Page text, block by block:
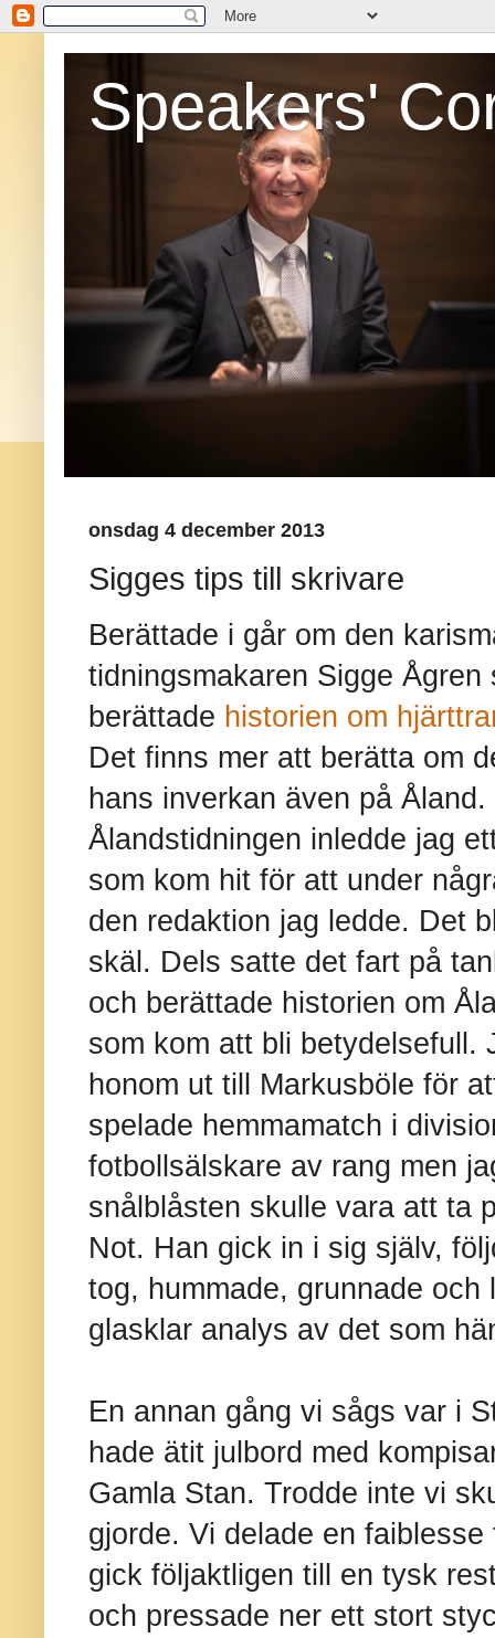
Speakers'
onsdag 4 december 2013
Sigges tips till skrivare
Berättade i går om den
tidningsmakaren Sigge
berättade historien om
Det finns mer att berätta om
hans inverkan även på
Ålandstidningen inledde jag
som kom hit för att under
den redaktion jag ledde. Det
skäl. Dels satte det fart på
och berättade historien om
som kom att bli betydelsefull.
honom ut till Markusböle för
spelade hemmamatch i
fotbollsälskare av rang men
snålblåsten skulle vara att ta
Not. Han gick in i sig själv,
tog, hummade, grunnade
glasklar analys av det som
En annan gång vi sågs var i
hade ätit julbord med
Gamla Stan. Trodde inte vi
gjorde. Vi delade en
gick följaktligen till en tysk
och pressade ner ett stort